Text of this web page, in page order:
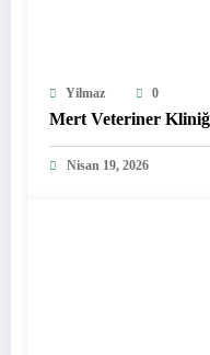
Yilmaz 0
Mert Veteriner
Nisan 19, 2026